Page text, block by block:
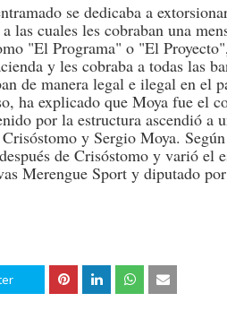
se dedicaba a
las cuales les cobraban una
"El Programa" o "El
y les cobraba a todas las
de manera legal e ilegal en el
ha explicado que Moya fue el
por la estructura ascendió a
y Sergio Moya.
de Crisóstomo y varió el
Merengue Sport y diputado